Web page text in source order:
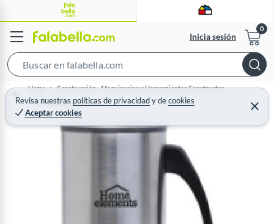
Inicia sesión
e
a
c
Revisa nuestras políticas de privacidadydecookies
Aceptar cookies
C
e
r
Home
Construcción - Maquinarias y Herramientas Constructor
Cortadoras de Espuma